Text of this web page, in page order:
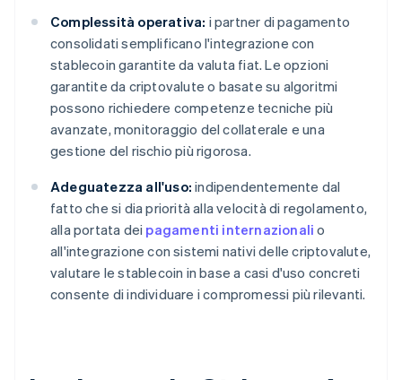
Complessità operativa: i partner di pagamento
consolidati semplificano l'integrazione con
stablecoin garantite da valuta fiat. Le opzioni
garantite da criptovalute o basate su algoritmi
possono richiedere competenze tecniche più
avanzate, monitoraggio del collaterale e una
gestione del rischio più rigorosa.
Adeguatezza all'uso: indipendentemente dal
fatto che si dia priorità alla velocità di regolamento,
alla portata dei pagamenti internazionali o
all'integrazione con sistemi nativi delle criptovalute,
valutare le stablecoin in base a casi d'uso concreti
consente di individuare i compromessi più rilevanti.